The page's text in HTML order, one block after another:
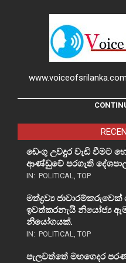
ඩෙංගු උවදුර වැඩි වීමට
ආණ්ඩුවේ පරගැති
IN: POLITICAL TOP
මත්ද්‍රව්‍ය
ඉවත්කරනැයි නියෝජ්‍ය
නියෝගයක්.
IN: POLITICAL TOP
පැලවත්තේ මහගෙදර